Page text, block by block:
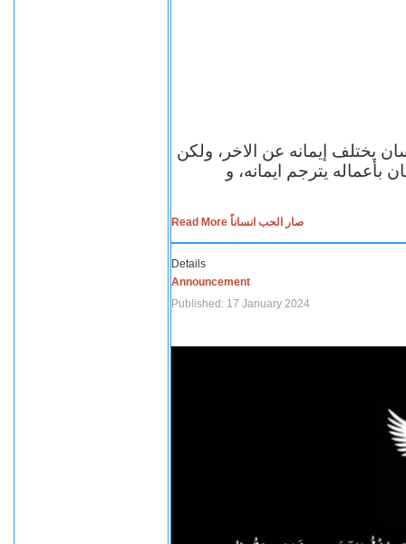
يختلف إيمانه عن الاخر، ولكن
بأعماله يترجم ايمانه، و
Read More صار الحب انساناً
Details
Announcement
Published: 17 January 2024